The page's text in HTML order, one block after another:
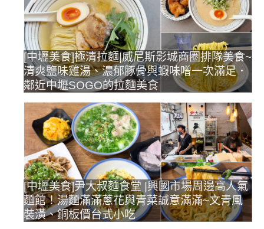
[中壢美食]極清拉麵|威尼斯影城商圈排隊美食~
清爽鹽味雞湯、濃郁豚骨與蝦味噌一次滿足．
鄰近中壢SOGO的拉麵美食
[中壢美食]尹大叔麵食堂 |興國市場周邊高人氣
麵館！湯麵滿滿蔥花與青菜誠意滿滿~文青風
裝潢、銅板價台式小吃